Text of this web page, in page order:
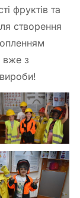
фруктів та
створення
вже з